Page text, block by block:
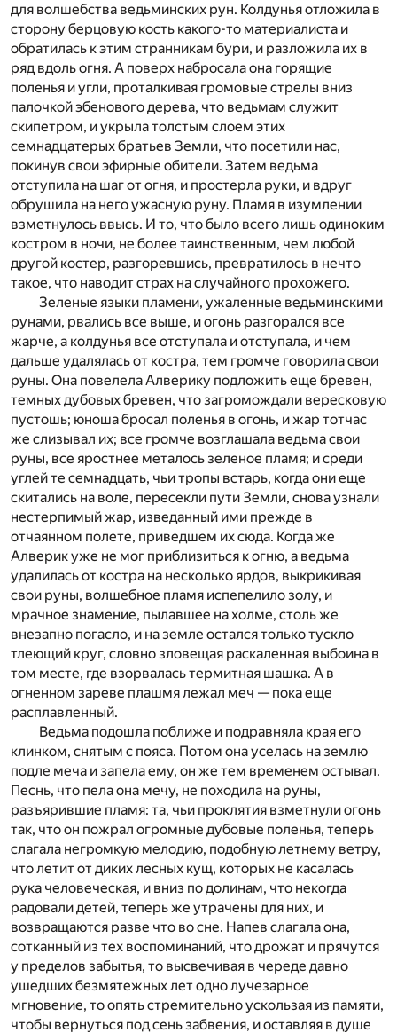
для волшебства ведьминских рун. Колдунья отложила в
сторону берцовую кость какого-то материалиста и
обратилась к этим странникам бури, и разложила их в
ряд вдоль огня. А поверх набросала она горящие
поленья и угли, проталкивая громовые стрелы вниз
палочкой эбенового дерева, что ведьмам служит
скипетром, и укрыла толстым слоем этих
семнадцатерых братьев Земли, что посетили нас,
покинув свои эфирные обители. Затем ведьма
отступила на шаг от огня, и простерла руки, и вдруг
обрушила на него ужасную руну. Пламя в изумлении
взметнулось ввысь. И то, что было всего лишь одиноким
костром в ночи, не более таинственным, чем любой
другой костер, разгоревшись, превратилось в нечто
такое, что наводит страх на случайного прохожего.
Зеленые языки пламени, ужаленные ведьминскими
рунами, рвались все выше, и огонь разгорался все
жарче, а колдунья все отступала и отступала, и чем
дальше удалялась от костра, тем громче говорила свои
руны. Она повелела Алверику подложить еще бревен,
темных дубовых бревен, что загромождали вересковую
пустошь; юноша бросал поленья в огонь, и жар тотчас
же слизывал их; все громче возглашала ведьма свои
руны, все яростнее металось зеленое пламя; и среди
углей те семнадцать, чьи тропы встарь, когда они еще
скитались на воле, пересекли пути Земли, снова узнали
нестерпимый жар, изведанный ими прежде в
отчаянном полете, приведшем их сюда. Когда же
Алверик уже не мог приблизиться к огню, а ведьма
удалилась от костра на несколько ярдов, выкрикивая
свои руны, волшебное пламя испепелило золу, и
мрачное знамение, пылавшее на холме, столь же
внезапно погасло, и на земле остался только тускло
тлеющий круг, словно зловещая раскаленная выбоина в
том месте, где взорвалась термитная шашка. А в
огненном зареве плашмя лежал меч — пока еще
расплавленный.
Ведьма подошла поближе и подравняла края его
клинком, снятым с пояса. Потом она уселась на землю
подле меча и запела ему, он же тем временем остывал.
Песнь, что пела она мечу, не походила на руны,
разъярившие пламя: та, чьи проклятия взметнули огонь
так, что он пожрал огромные дубовые поленья, теперь
слагала негромкую мелодию, подобную летнему ветру,
что летит от диких лесных кущ, которых не касалась
рука человеческая, и вниз по долинам, что некогда
радовали детей, теперь же утрачены для них, и
возвращаются разве что во сне. Напев слагала она,
сотканный из тех воспоминаний, что дрожат и прячутся
у пределов забытья, то высвечивая в череде давно
ушедших безмятежных лет одно лучезарное
мгновение, то опять стремительно ускользая из памяти,
чтобы вернуться под сень забвения, и оставляя в душе